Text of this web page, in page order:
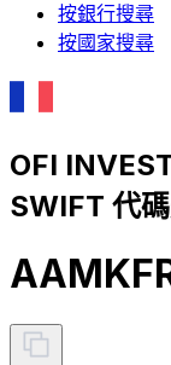
按銀行搜尋
按國家搜尋
OFI
SWIFT 代